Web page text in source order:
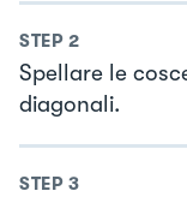
STEP 2
Spellare le
diagonali.
STEP 3